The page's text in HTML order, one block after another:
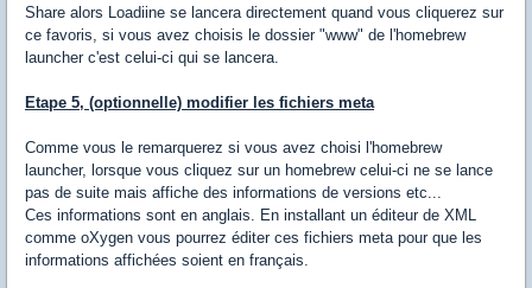
Share alors Loadiine se lancera directement quand vous cliquerez sur
ce favoris, si vous avez choisis le dossier "www" de l'homebrew
launcher c'est celui-ci qui se lancera.
Etape 5, (optionnelle) modifier les fichiers meta
Comme vous le remarquerez si vous avez choisi l'homebrew
launcher, lorsque vous cliquez sur un homebrew celui-ci ne se lance
pas de suite mais affiche des informations de versions etc...
Ces informations sont en anglais. En installant un éditeur de XML
comme oXygen vous pourrez éditer ces fichiers meta pour que les
informations affichées soient en français.